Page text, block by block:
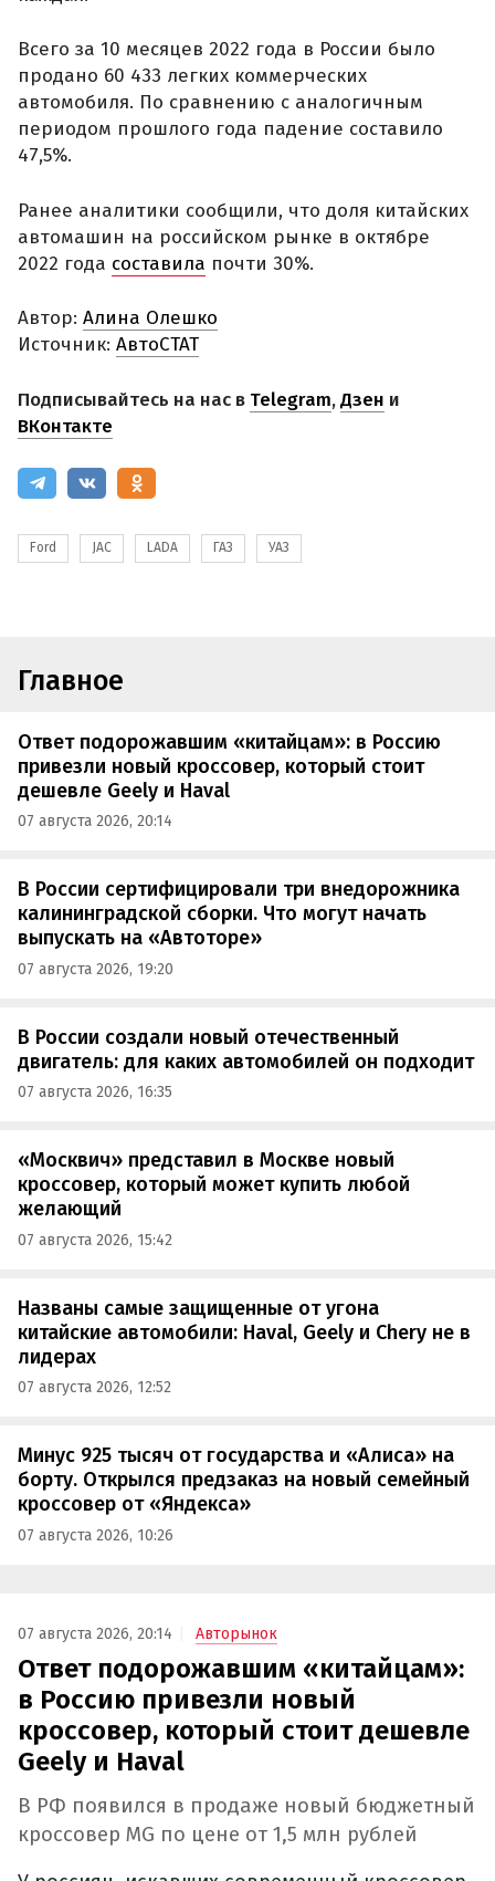
Всего за 10 месяцев 2022 года в России было
продано 60 433 легких коммерческих
автомобиля. По сравнению с аналогичным
периодом прошлого года падение составило
47,5%.
Ранее аналитики сообщили, что доля китайских
автомашин на российском рынке в октябре
2022 года составила почти 30%.
Автор: Алина Олешко
Источник: АвтоСТАТ
Подписывайтесь на нас в Telegram,Дзен и
ВКонтакте
Ford JAC LADA ГАЗ УАЗ
Главное
Ответ подорожавшим «китайцам»: в Россию
привезли новый кроссовер, который стоит
дешевле Geely и Haval
07 августа 2026, 20:14
В России сертифицировали три внедорожника
калининградской сборки. Что могут начать
выпускать на «Автоторе»
07 августа 2026, 19:20
В России создали новый отечественный
двигатель: для каких автомобилей он подходит
07 августа 2026, 16:35
«Москвич» представил в Москве новый
кроссовер, который может купить любой
желающий
07 августа 2026, 15:42
Названы самые защищенные от угона
китайские автомобили: Haval, Geely и Chery не в
лидерах
07 августа 2026, 12:52
Минус 925 тысяч от государства и «Алиса» на
борту. Открылся предзаказ на новый семейный
кроссовер от «Яндекса»
07 августа 2026, 10:26
07 августа 2026, 20:14 Авторынок
Ответ подорожавшим «китайцам»:
в Россию привезли новый
кроссовер, который стоит дешевле
Geely и Haval
В РФ появился в продаже новый бюджетный
кроссовер MG по цене от 1,5 млн рублей